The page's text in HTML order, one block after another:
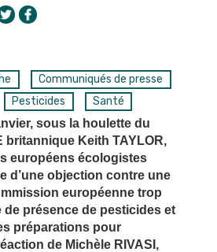
Communiqués de presse
Pesticides
Santé
sous la houlette du
britannique Keith TAYLOR,
européens écologistes
d’une objection contre une
européenne trop
de présence de pesticides et
préparations pour
de Michèle RIVASI,